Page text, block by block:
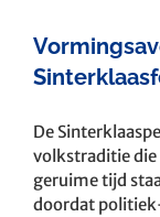
Bekijk
grotere
afbeelding
De
volkstraditie die
geruime tijd
doordat